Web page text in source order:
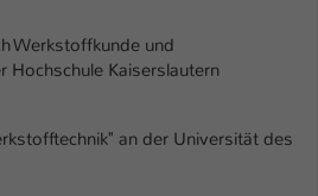
Werkstoffkunde und
Kaiserslautern
an der Universität des